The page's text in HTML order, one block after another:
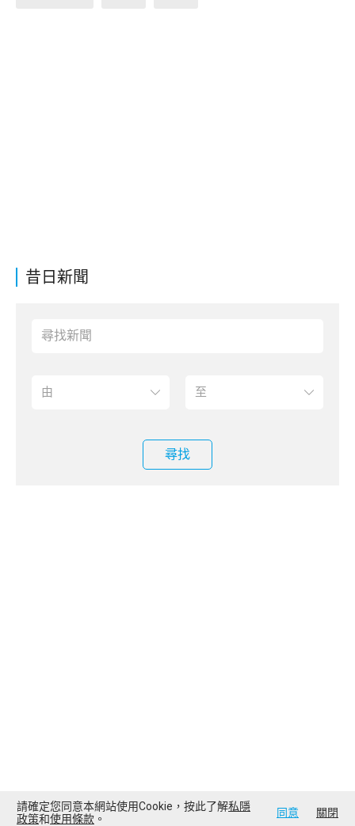
昔日新聞
尋找
請確定您同意本網站使用Cookie，按此了解私隱
政策和使用條款 。 同意 關閉